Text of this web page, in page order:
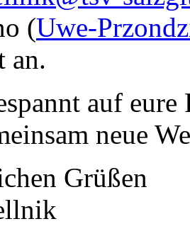
(Uwe-
an.
auf
neue
Grüßen